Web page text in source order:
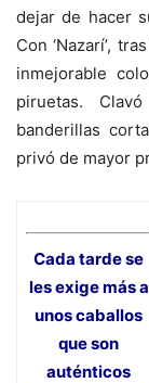
dejar de hacer
Con ‘Nazarí’,
inmejorable
piruetas.
banderillas
privó de mayor
Cada tarde se
les exige más a
unos caballos
que son
auténticos